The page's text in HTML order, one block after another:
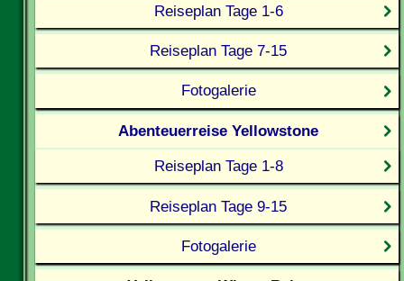
Reiseplan Tage 1-6
Reiseplan Tage 7-15
Fotogalerie
Abenteuerreise Yellowstone
Reiseplan Tage 1-8
Reiseplan Tage 9-15
Fotogalerie